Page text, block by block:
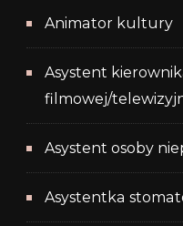
Animator kultury
Asystent
filmowej/
Asystent osoby
Asystentka